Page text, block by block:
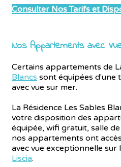
Consulter Nos Tarifs et
Nos Appartements avec
Certains appartements de
Blancs sont équipées d'une
avec vue sur mer.
La Résidence Les Sables
votre disposition des
équipée, wifi gratuit, salle
nos appartements ont
avec vue exceptionnelle sur
Liscia.